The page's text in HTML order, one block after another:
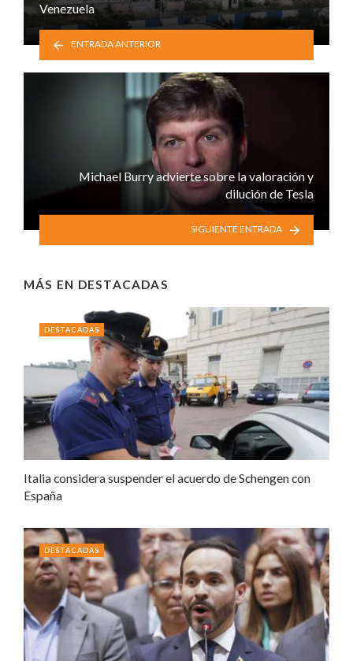
Venezuela
ENTRADA ANTERIOR
Michael Burry advierte sobre la valoración y
dilución de Tesla
SIGUIENTE ENTRADA
MÁS EN DESTACADAS
Italia considera suspender el acuerdo de Schengen con
España
DESTACADAS
DESTACADAS